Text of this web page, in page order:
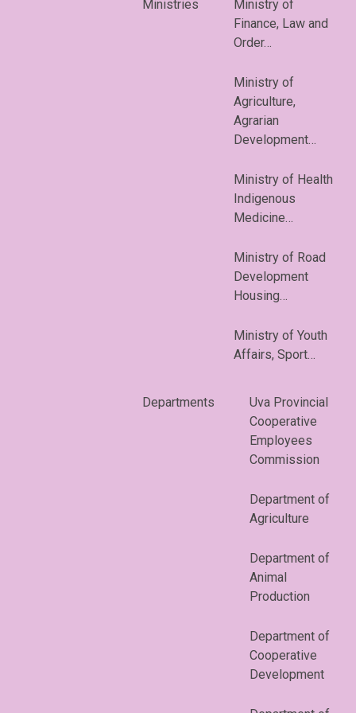
Ministries
Ministry of
Finance, Law and
Order…
Ministry of
Agriculture,
Agrarian
Development…
Ministry of Health
Indigenous
Medicine…
Ministry of Road
Development
Housing…
Ministry of Youth
Affairs, Sport…
Departments
Uva Provincial
Cooperative
Employees
Commission
Department of
Agriculture
Department of
Animal
Production
Department of
Cooperative
Development